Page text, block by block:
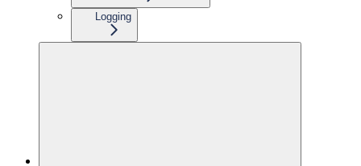
Logging